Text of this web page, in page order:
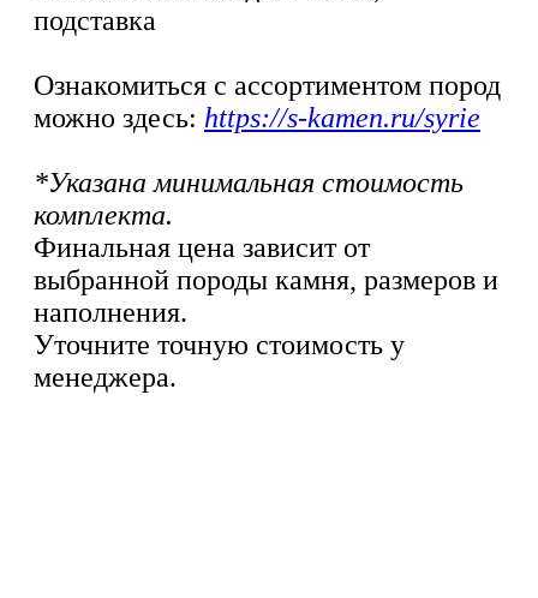
подставка
Ознакомиться с ассортиментом пород
можно здесь: https://s-kamen.ru/syrie
*Указана минимальная стоимость
комплекта.
Финальная цена зависит от
выбранной породы камня, размеров и
наполнения.
Уточните точную стоимость у
менеджера.